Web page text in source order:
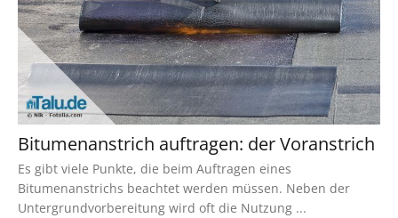
Bitumenanstrich auftragen: der Voranstrich
Es gibt viele Punkte, die beim Auftragen eines
Bitumenanstrichs beachtet werden müssen. Neben der
Untergrundvorbereitung wird oft die Nutzung ...